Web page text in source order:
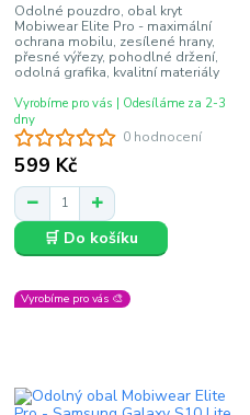
0 hodnocení
Odolné pouzdro, obal kryt
Mobiwear Elite Pro - maximální
ochrana mobilu, zesílené hrany,
přesné výřezy, pohodlné držení,
odolná grafika, kvalitní materiály
599 Kč
Vyrobíme pro vás | Odesíláme za 2-3
dny
🛒 Do košíku
Vyrobíme pro vás 🎨